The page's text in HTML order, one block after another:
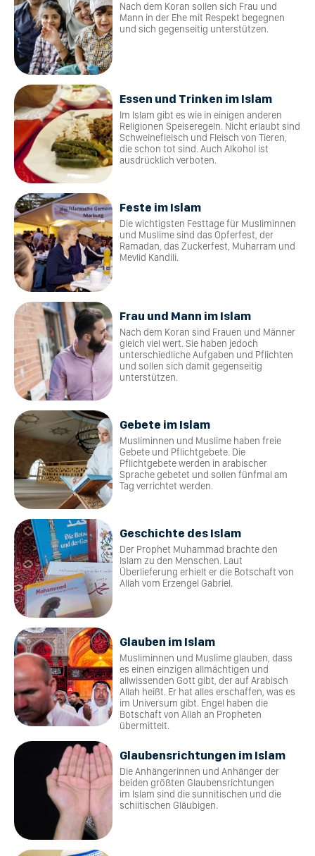
Nach dem Koran sollen sich Frau und
Mann in der Ehe mit Respekt begegnen
und sich gegenseitig unterstützen.
Essen und Trinken im Islam
Im Islam gibt es wie in einigen anderen
Religionen Speiseregeln. Nicht erlaubt sind
Schweinefleisch und Fleisch von Tieren,
die schon tot sind. Auch Alkohol ist
ausdrücklich verboten.
Feste im Islam
Die wichtigsten Festtage für Musliminnen
und Muslime sind das Opferfest, der
Ramadan, das Zuckerfest, Muharram und
Mevlid Kandili.
Frau und Mann im Islam
Nach dem Koran sind Frauen und Männer
gleich viel wert. Sie haben jedoch
unterschiedliche Aufgaben und Pflichten
und sollen sich damit gegenseitig
unterstützen.
Gebete im Islam
Musliminnen und Muslime haben freie
Gebete und Pflichtgebete. Die
Pflichtgebete werden in arabischer
Sprache gebetet und sollen fünfmal am
Tag verrichtet werden.
Geschichte des Islam
Der Prophet Muhammad brachte den
Islam zu den Menschen. Laut
Überlieferung erhielt er die Botschaft von
Allah vom Erzengel Gabriel.
Glauben im Islam
Musliminnen und Muslime glauben, dass
es einen einzigen allmächtigen und
allwissenden Gott gibt, der auf Arabisch
Allah heißt. Er hat alles erschaffen, was es
im Universum gibt. Engel haben die
Botschaft von Allah an Propheten
übermittelt.
Glaubensrichtungen im Islam
Die Anhängerinnen und Anhänger der
beiden größten Glaubensrichtungen
im Islam sind die sunnitischen und die
schiitischen Gläubigen.